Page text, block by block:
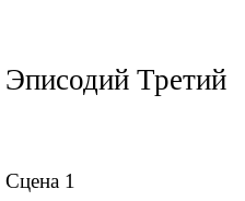
Эписодий Третий
Сцена 1